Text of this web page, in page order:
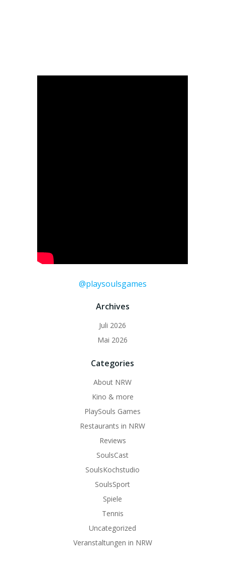
@playsoulsgames
Archives
Juli 2026
Mai 2026
Categories
About NRW
Kino & more
PlaySouls Games
Restaurants in NRW
Reviews
SoulsCast
SoulsKochstudio
SoulsSport
Spiele
Tennis
Uncategorized
Veranstaltungen in NRW